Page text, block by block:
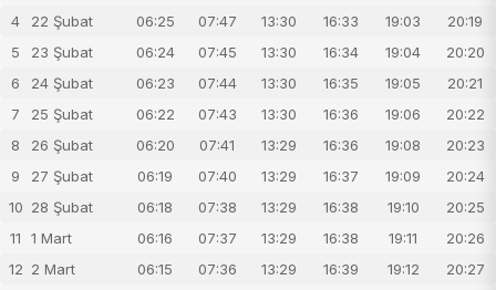
4
22 Şubat 06:25 07:47 13:30 16:33 19:03
20:19
5
23 Şubat 06:24 07:45 13:30 16:34 19:04
20:20
6
24 Şubat 06:23 07:44 13:30 16:35 19:05
20:21
7
25 Şubat 06:22 07:43 13:30 16:36 19:06
20:22
8
26 Şubat 06:20 07:41 13:29 16:36 19:08
20:23
9
27 Şubat 06:19 07:40 13:29 16:37 19:09
20:24
10 28 Şubat 06:18 07:38 13:29 16:38 19:10
20:25
11
1 Mart 06:16 07:37 13:29 16:38 19:11
20:26
12 2 Mart 06:15 07:36 13:29 16:39 19:12
20:27